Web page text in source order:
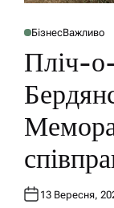
P
S
T
D
БізнесВажливо
Пліч-
13 Вересня,